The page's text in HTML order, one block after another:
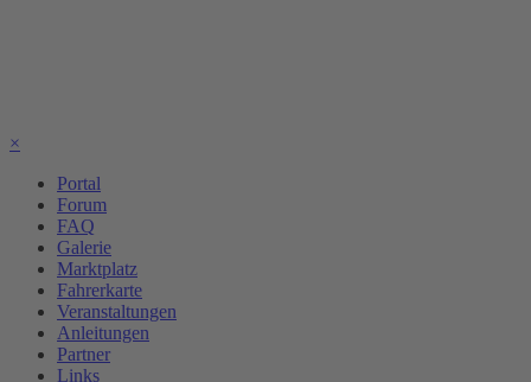
×
Portal
Forum
FAQ
Galerie
Marktplatz
Fahrerkarte
Veranstaltungen
Anleitungen
Partner
Links